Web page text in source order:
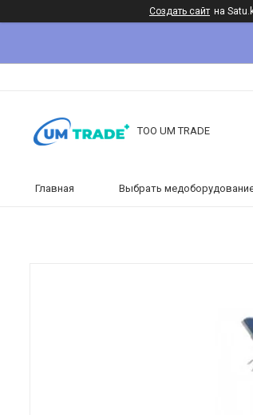
Создать сайт на
ТОО UM TRADE
Главная Выбрать